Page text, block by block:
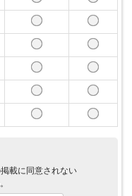
載に同意されない